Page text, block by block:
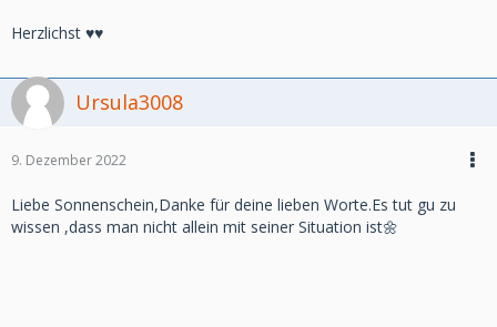
Herzlichst ♥️♥️
Ursula3008
9. Dezember 2022
Liebe Sonnenschein,Danke für deine lieben Worte.Es tut gu zu
wissen ,dass man nicht allein mit seiner Situation ist🌼